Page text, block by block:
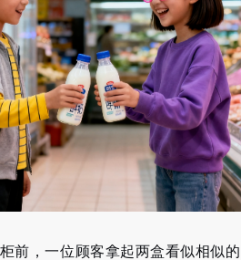
前，一位顾客拿起两盒看似相似